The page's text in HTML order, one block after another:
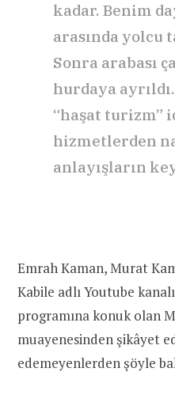
kadar. Benim
arasında yolcu
Sonra arabası
hurdaya
“haşat turizm”
hizmetlerden
anlayışların
Emrah Kaman, Murat
Kabile adlı Youtube
programına konuk olan
muayenesinden şikâyet
edemeyenlerden şöyle